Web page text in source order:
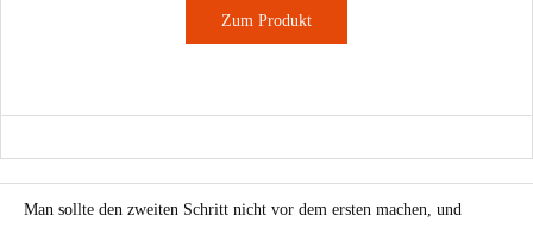
Zum Produkt
Man sollte den zweiten Schritt nicht vor dem ersten machen, und